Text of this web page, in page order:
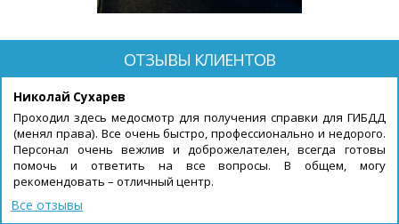
ОТЗЫВЫ КЛИЕНТОВ
Николай Сухарев
Проходил здесь медосмотр для получения справки для ГИБДД
(менял права). Все очень быстро, профессионально и недорого.
Персонал очень вежлив и доброжелателен, всегда готовы
помочь и ответить на все вопросы. В общем, могу
рекомендовать – отличный центр.
Все отзывы